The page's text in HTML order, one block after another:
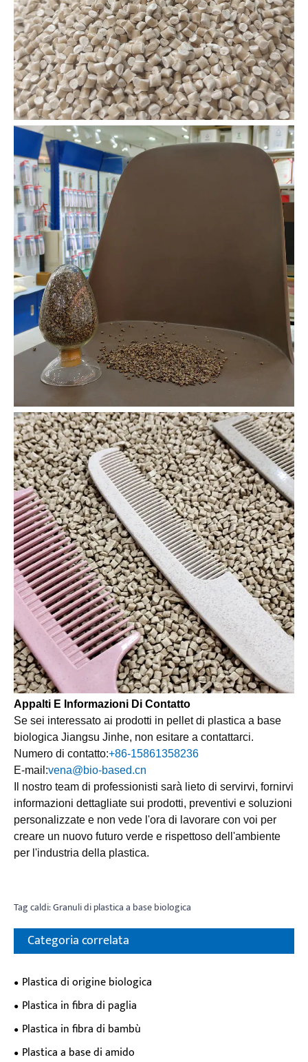
Appalti E Informazioni Di Contatto
Se sei interessato ai prodotti in pellet di plastica a base
biologica Jiangsu Jinhe, non esitare a contattarci.
Numero di contatto:+86-15861358236
E-mail:vena@bio-based.cn
Il nostro team di professionisti sarà lieto di servirvi, fornirvi
informazioni dettagliate sui prodotti, preventivi e soluzioni
personalizzate e non vede l'ora di lavorare con voi per
creare un nuovo futuro verde e rispettoso dell'ambiente
per l'industria della plastica.
Tag caldi: Granuli di plastica a base biologica
Categoria correlata
Plastica di origine biologica
Plastica in fibra di paglia
Plastica in fibra di bambù
Plastica a base di amido